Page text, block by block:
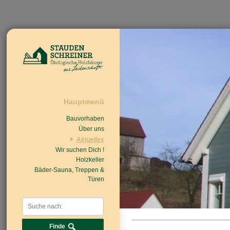
Hauptmenü
Bauvorhaben
Über uns
Aktuelles
Beiträge
Nachrichten/Einzug
Wir suchen Dich !
Holzkeller
Bäder-Sauna, Treppen &
Türen
Finde